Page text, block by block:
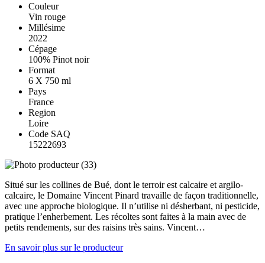
Couleur
Vin rouge
Millésime
2022
Cépage
100% Pinot noir
Format
6 X 750 ml
Pays
France
Region
Loire
Code SAQ
15222693
Situé sur les collines de Bué, dont le terroir est calcaire et argilo-
calcaire, le Domaine Vincent Pinard travaille de façon traditionnelle,
avec une approche biologique. Il n’utilise ni désherbant, ni pesticide,
pratique l’enherbement. Les récoltes sont faites à la main avec de
petits rendements, sur des raisins très sains. Vincent…
En savoir plus sur le producteur